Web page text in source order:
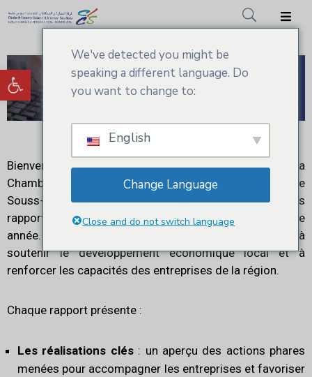
Ouvrir la barre d’outils
Accueil
CCIS.SM
Actualités
Adhésion
Médiathèque
Bienvenue dans la section desBilans Annuelsde La
Chambre de Commerce, d’Industrie et des Services de
Souss-Massa. Cette page regroupe l’ensemble des
rapports détaillant nos activités et résultats pour chaque
année. Ces bilans illustrent notre engagement constant à
soutenir le développement économique local et à
renforcer les capacités des entreprises de la région.
Chaque rapport présente :
Les réalisations clés: un aperçu des actions phares
menées pour accompagner les entreprises et favoriser
We've detected you might be
speaking a different language. Do
you want to change to:
English
Change Language
Close and do not switch language